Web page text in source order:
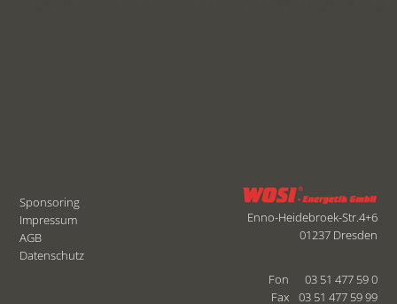
Sponsoring
Impressum
AGB
Datenschutz
Fon
03 51 477 59 0
Fax
03 51 477 59 99
Enno-Heidebroek-Str.4+6
01237 Dresden